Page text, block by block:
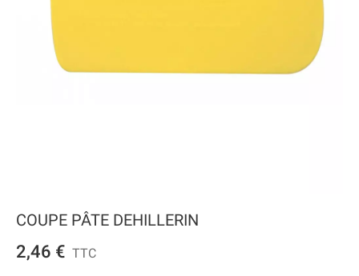
COUPE PÂTE DEHILLERIN
2,46 € TTC